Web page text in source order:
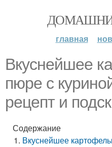
главная
Вкуснейшее
пюре с
рецепт и
Содержание
Вкуснейшее